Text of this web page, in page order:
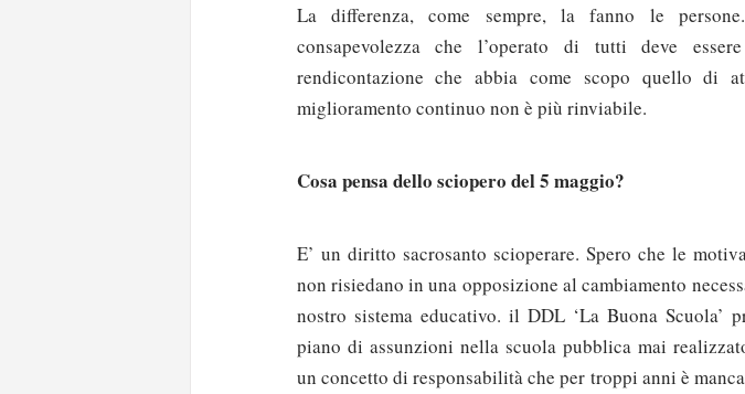
La differenza, come sempre, la fanno le
consapevolezza che l’operato di tutti deve
rendicontazione che abbia come scopo quello di
miglioramento continuo non è più rinviabile.
Cosa pensa dello sciopero del 5 maggio?
E’ un diritto sacrosanto scioperare. Spero che le
non risiedano in una opposizione al cambiamento
nostro sistema educativo. il DDL ‘La Buona Scuola’
piano di assunzioni nella scuola pubblica mai
un concetto di responsabilità che per troppi anni è